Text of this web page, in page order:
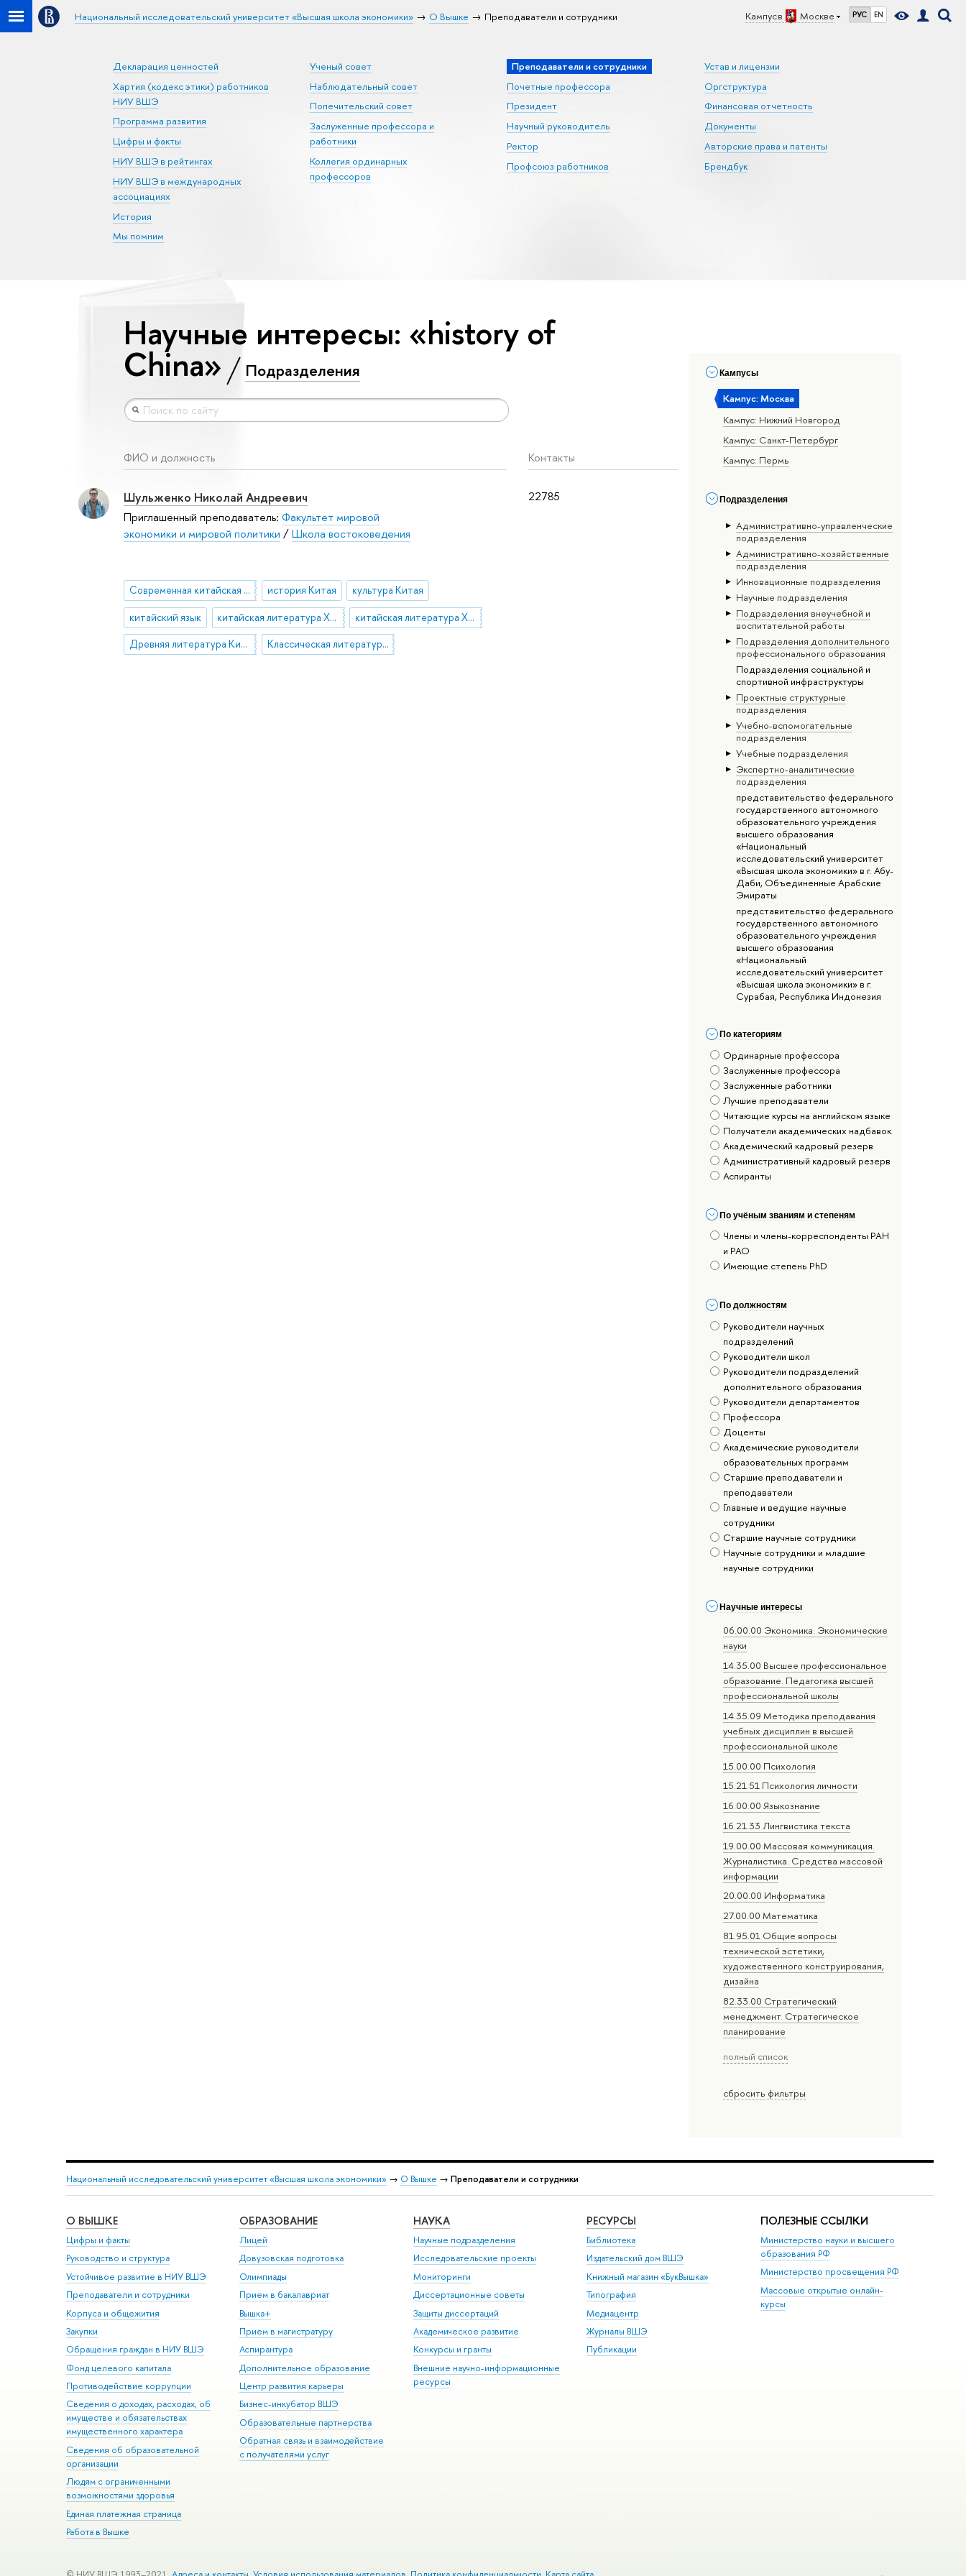
Кампус в Москве РУС EN
Национальный исследовательский университет «Высшая школа экономики» О Вышке Преподаватели и сотрудники
Декларация ценностей
Хартия (кодекс этики) работников
НИУ ВШЭ
Программа развития
Цифры и факты
НИУ ВШЭ в рейтингах
НИУ ВШЭ в международных
ассоциациях
История
Мы помним
Ученый совет
Наблюдательный совет
Попечительский совет
Заслуженные профессора и
работники
Коллегия ординарных
профессоров
Преподаватели и сотрудники
Почетные профессора
Президент
Научный руководитель
Ректор
Профсоюз работников
Устав и лицензии
Оргструктура
Финансовая отчетность
Документы
Авторские права и патенты
Брендбук
Кампусы
Кампус: Москва
Кампус: Нижний Новгород
Кампус: Санкт-Петербург
Кампус: Пермь
Подразделения
Административно-управленческие
подразделения
Административно-хозяйственные
подразделения
Инновационные подразделения
Научные подразделения
Подразделения внеучебной и
воспитательной работы
Подразделения дополнительного
профессионального образования
Подразделения социальной и
спортивной инфраструктуры
Проектные структурные
подразделения
Учебно-вспомогательные
подразделения
Учебные подразделения
Экспертно-аналитические
подразделения
представительство федерального
государственного автономного
образовательного учреждения
высшего образования
«Национальный
исследовательский университет
«Высшая школа экономики» в г. Абу-
Даби, Объединенные Арабские
Эмираты
представительство федерального
государственного автономного
образовательного учреждения
высшего образования
«Национальный
исследовательский университет
«Высшая школа экономики» в г.
Сурабая, Республика Индонезия
По категориям
Ординарные профессора
Заслуженные профессора
Заслуженные работники
Лучшие преподаватели
Читающие курсы на английском языке
Получатели академических надбавок
Академический кадровый резерв
Административный кадровый резерв
Аспиранты
По учёным званиям и степеням
Члены и члены-корреспонденты РАН
и РАО
Имеющие степень PhD
По должностям
Руководители научных
подразделений
Руководители школ
Руководители подразделений
дополнительного образования
Руководители департаментов
Профессора
Доценты
Академические руководители
образовательных программ
Старшие преподаватели и
преподаватели
Главные и ведущие научные
сотрудники
Старшие научные сотрудники
Научные сотрудники и младшие
научные сотрудники
Научные интересы
06.00.00 Экономика. Экономические
науки
14.35.00 Высшее профессиональное
образование. Педагогика высшей
профессиональной школы
14.35.09 Методика преподавания
учебных дисциплин в высшей
профессиональной школе
15.00.00 Психология
15.21.51 Психология личности
16.00.00 Языкознание
16.21.33 Лингвистика текста
19.00.00 Массовая коммуникация.
Журналистика. Средства массовой
информации
20.00.00 Информатика
27.00.00 Математика
81.95.01 Общие вопросы
технической эстетики,
художественного конструирования,
дизайна
82.33.00 Стратегический
менеджмент. Стратегическое
планирование
полный список
сбросить фильтры
Научные интересы: «history of
China» Подразделения
ФИО и должность Контакты
22785
Шульженко Николай Андреевич
Приглашенный преподаватель: Факультет мировой
экономики и мировой политики /Школа востоковедения
Современная китайская литература история Китая культура Китая
китайский язык китайская литература XXI века китайская литература XX века
Древняя литература Китая Классическая литература Китая
Национальный исследовательский университет «Высшая школа экономики» → О Вышке → Преподаватели и сотрудники
О ВЫШКЕ
Цифры и факты
Руководство и структура
Устойчивое развитие в НИУ ВШЭ
Преподаватели и сотрудники
Корпуса и общежития
Закупки
Обращения граждан в НИУ ВШЭ
Фонд целевого капитала
Противодействие коррупции
Сведения о доходах, расходах, об
имуществе и обязательствах
имущественного характера
Сведения об образовательной
организации
Людям с ограниченными
возможностями здоровья
Единая платежная страница
Работа в Вышке
ОБРАЗОВАНИЕ
Лицей
Довузовская подготовка
Олимпиады
Прием в бакалавриат
Вышка+
Прием в магистратуру
Аспирантура
Дополнительное образование
Центр развития карьеры
Бизнес-инкубатор ВШЭ
Образовательные партнерства
Обратная связь и взаимодействие
с получателями услуг
НАУКА
Научные подразделения
Исследовательские проекты
Мониторинги
Диссертационные советы
Защиты диссертаций
Академическое развитие
Конкурсы и гранты
Внешние научно-информационные
ресурсы
РЕСУРСЫ
Библиотека
Издательский дом ВШЭ
Книжный магазин «БукВышка»
Типография
Медиацентр
Журналы ВШЭ
Публикации
ПОЛЕЗНЫЕ ССЫЛКИ
Министерство науки и высшего
образования РФ
Министерство просвещения РФ
Массовые открытые онлайн-
курсы